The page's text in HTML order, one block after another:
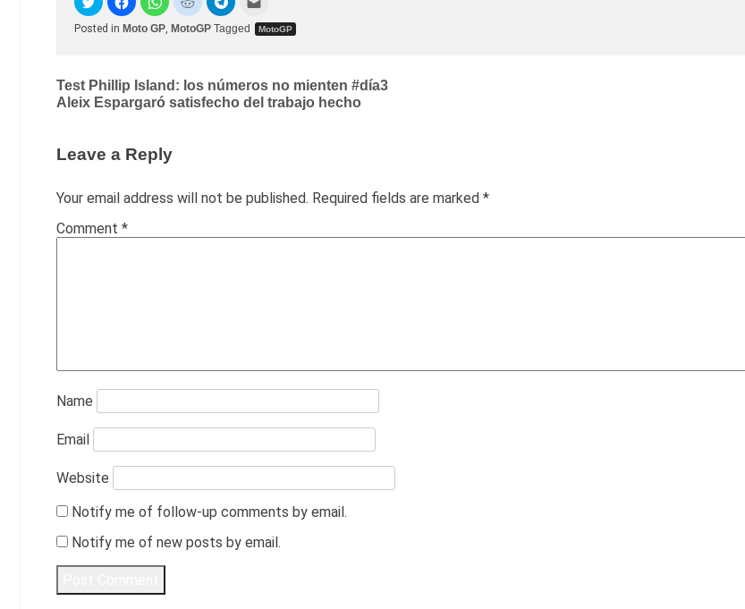
Posted in Moto GP MotoGP Tagged MotoGP
Post
navigation
Test Phillip Island: los números no mienten #día3
Aleix Espargaró satisfecho del trabajo hecho
Leave a Reply
Your email address will not be published. Required fields are marked *
Comment *
Name
Email
Website
Notify me of follow-up comments by email.
Notify me of new posts by email.